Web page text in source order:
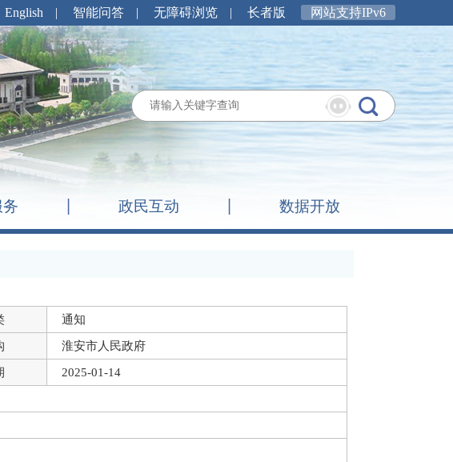
English | 智能问答 | 无障碍浏览 | 长者版 网站支持IPv6
政民互动 数据开放
通知
淮安市人民政府
2025-01-14